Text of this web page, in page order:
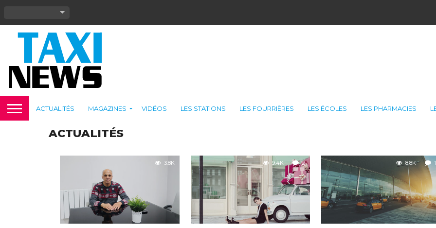
ACTUALITÉS MAGAZINES VIDÉOS LES STATIONS LES FOURRIÈRES LES ÉCOLES LES PHARMACIES
ACTUALITÉS
3.8K 9.4K 2 8.8K 1